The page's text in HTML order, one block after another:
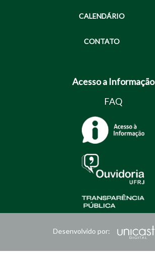
CALENDÁRIO
CONTATO
Acesso a Informação
FAQ
Desenvolvido por: